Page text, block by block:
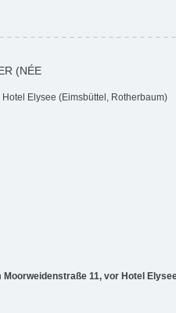
(NÉE
Elysee (Eimsbüttel, Rotherbaum)
Moorweidenstraße 11, vor Hotel